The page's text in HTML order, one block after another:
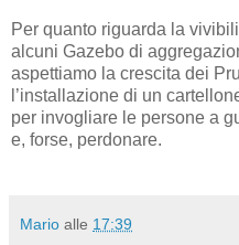
Per quanto riguarda la
alcuni Gazebo di
aspettiamo la crescita dei
l’installazione di un
per invogliare le persone a
e, forse, perdonare.
Mario alle 17:39